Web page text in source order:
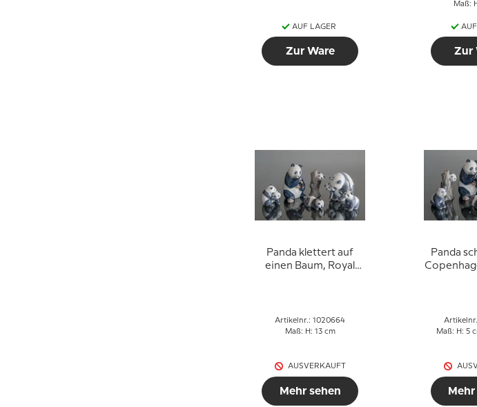
AUF LAGER
Zur Ware
Maß:
Zur
Panda klettert auf
einen Baum, Royal
Artikelnr.: 1020664
Maß: H: 13 cm
AUSVERKAUFT
Mehr sehen
Panda
Maß: H: 5